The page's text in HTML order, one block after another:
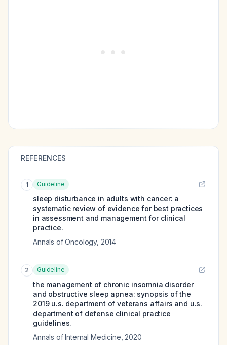
REFERENCES
1 Guideline
sleep disturbance in adults with cancer: a
systematic review of evidence for best practices
in assessment and management for clinical
practice.
Annals of Oncology, 2014
2 Guideline
the management of chronic insomnia disorder
and obstructive sleep apnea: synopsis of the
2019 u.s. department of veterans affairs and u.s.
department of defense clinical practice
guidelines.
Annals of Internal Medicine 2020